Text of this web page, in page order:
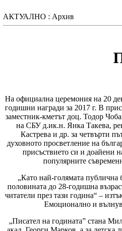
АКТУАЛНО : Архив
На официална церемония на 20
годишни награди за 2017 г. В
заместник-кметът доц. Тодор
на СБУ д.ик.н. Янка Такева,
Кастрева и др. за четвърти
духовното просветление на
присъствието си и доайени
популярните
„Като най-голямата публична
половината до 28-годишна
читатели през тази година“ –
Емоционално и
„Писател на годината” стана